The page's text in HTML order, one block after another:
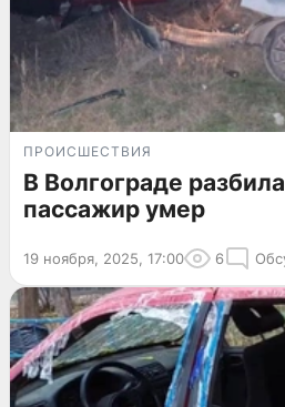
ПРОИСШЕСТВИЯ
В Волгограде
пассажир умер
19 ноября, 2025, 17:00 6